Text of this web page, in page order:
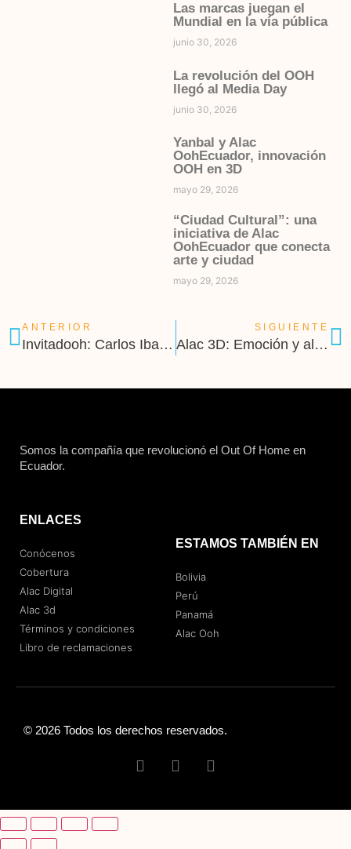
Las marcas juegan el
Mundial en la vía pública
junio 30, 2026
La revolución del OOH
llegó al Media Day
junio 30, 2026
Yanbal y Alac
OohEcuador, innovación
OOH en 3D
mayo 29, 2026
“Ciudad Cultural”: una
iniciativa de Alac
OohEcuador que conecta
arte y ciudad
mayo 29, 2026
ANTERIOR
Invitadooh: Carlos Ibarra
SIGUIENTE
Alac 3D: Emoción y alto impacto con Banco Pichincha y Visa
Somos la compañía que revolucionó el Out Of Home en
Ecuador.
ENLACES
Conócenos
Cobertura
Alac Digital
Alac 3d
Términos y condiciones
Libro de reclamaciones
ESTAMOS TAMBIÉN EN
Bolivia
Perú
Panamá
Alac Ooh
© 2026 Todos los derechos reservados.